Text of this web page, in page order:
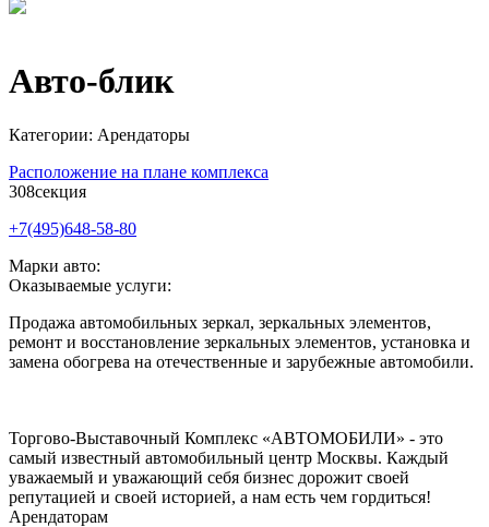
Авто-блик
Категории: Арендаторы
Расположение на плане комплекса
308секция
+7(495)648-58-80
Марки авто:
Оказываемые услуги:
Продажа автомобильных зеркал, зеркальных элементов,
ремонт и восстановление зеркальных элементов, установка и
замена обогрева на отечественные и зарубежные автомобили.
Торгово-Выставочный Комплекс «АВТОМОБИЛИ» - это
самый известный автомобильный центр Москвы. Каждый
уважаемый и уважающий себя бизнес дорожит своей
репутацией и своей историей, а нам есть чем гордиться!
Арендаторам